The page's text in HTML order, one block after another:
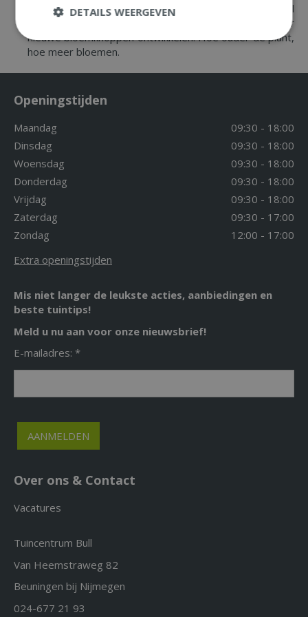
in de winter belangrijk. Wanneer de plant een aantal
maanden droger en koeler staat zullen er zich weer
nieuwe bloemknoppen ontwikkelen. Hoe ouder de plant,
hoe meer bloemen.
Openingstijden
Maandag
09:30 - 18:00
Dinsdag
09:30 - 18:00
Woensdag
09:30 - 18:00
Donderdag
09:30 - 18:00
Vrijdag
09:30 - 18:00
Zaterdag
09:30 - 17:00
Zondag
12:00 - 17:00
Extra openingstijden
Mis niet langer de leukste acties, aanbiedingen en
beste tuintips!
Meld u nu aan voor onze nieuwsbrief!
E-mailadres: *
Over ons & Contact
Vacatures
Tuincentrum Bull
Van Heemstraweg 82
Beuningen bij Nijmegen
024-677 21 93
DETAILS WEERGEVEN